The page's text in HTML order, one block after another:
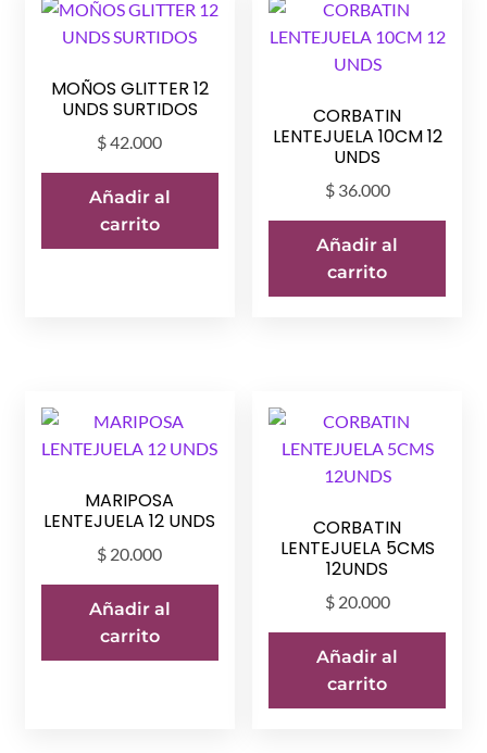
MOÑOS GLITTER 12
UNDS SURTIDOS
$42.000
Añadir al
carrito
CORBATIN
LENTEJUELA 10CM 12
UNDS
$36.000
Añadir al
carrito
MARIPOSA
LENTEJUELA 12 UNDS
$ 20.000
Añadir al
carrito
CORBATIN
LENTEJUELA 5CMS
12UNDS
$20.000
Añadir al
carrito